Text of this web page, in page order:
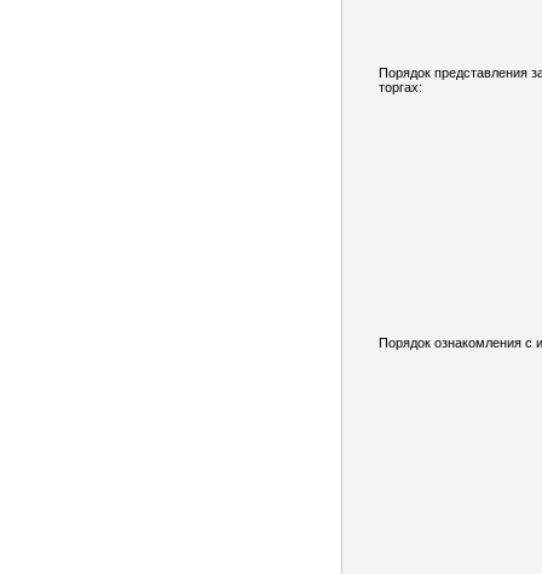
Порядок представления
торгах:
Порядок ознакомления с